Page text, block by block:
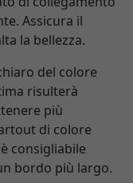
Assicura il
la bellezza.
del colore
risulterà
più
di colore
consigliabile
bordo più largo.